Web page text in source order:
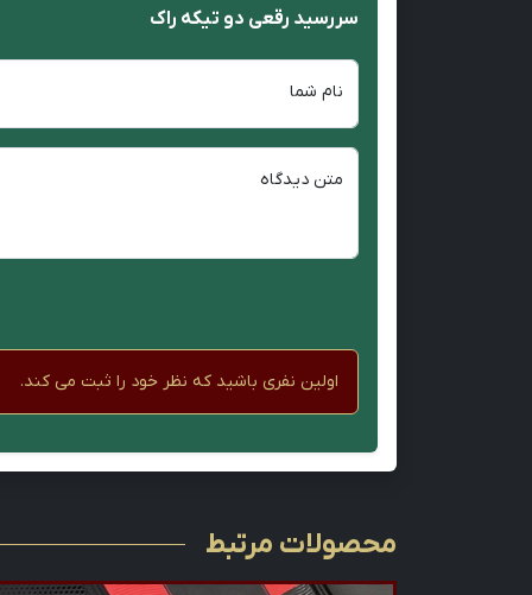
سررسید رقعی دو تیکه راک
نام شما
متن دیدگاه
اولین نفری باشید که نظر خود را ثبت می کند.
محصولات مرتبط